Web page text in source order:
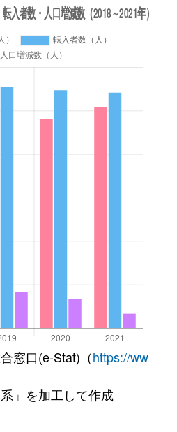
窓口(e-Stat)（https://ww
」を加工して作成